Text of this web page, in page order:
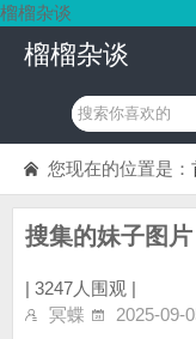
榴榴杂谈
榴榴杂谈
您现在的位置是：
搜集的妹子图
| 3247人围观 |
冥蝶
2025-09-